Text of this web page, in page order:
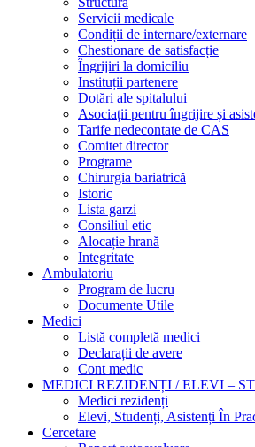
Servicii medicale
Condiții de internare/externare
Chestionare de satisfacție
Îngrijiri la domiciliu
Instituții partenere
Dotări ale spitalului
Asociații pentru îngrijire și
Tarife nedecontate de CAS
Comitet director
Programe
Chirurgia bariatrică
Istoric
Lista garzi
Consiliul etic
Alocație hrană
Integritate
Ambulatoriu
Program de lucru
Documente Utile
Medici
Listă completă medici
Declarații de avere
Cont medic
MEDICI REZIDENȚI / ELEVI –
Medici rezidenți
Elevi, Studenți, Asistenți În
Cercetare